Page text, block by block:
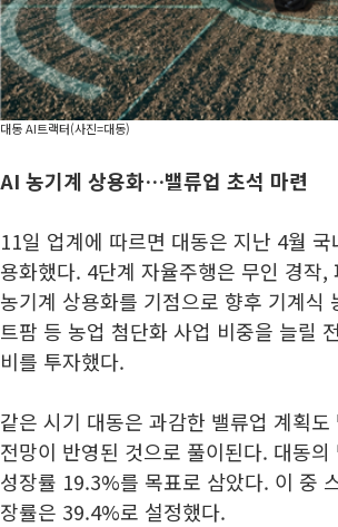
대동 AI트랙터(사진=대동)
AI 농기계 상용화…밸류업 초석 마련
11일 업계에 따르면 대동은 지난 4월
용화했다. 4단계 자율주행은 무인 경작
농기계 상용화를 기점으로 향후 기계
트팜 등 농업 첨단화 사업 비중을 늘릴
비를 투자했다.
같은 시기 대동은 과감한 밸류업 계획
전망이 반영된 것으로 풀이된다. 대동
성장률 19.3%를 목표로 삼았다. 이 중
장률은 39.4%로 설정했다.